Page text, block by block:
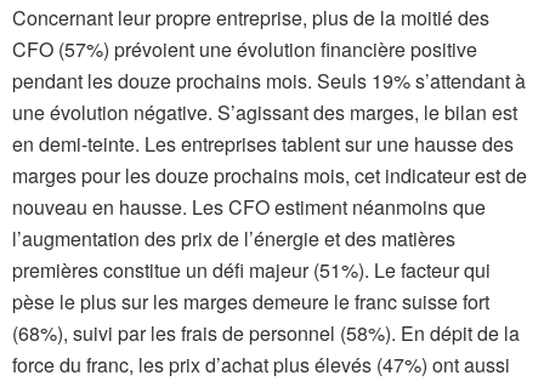
Concernant leur propre entreprise, plus de la moitié des
CFO (57%) prévoient une évolution financière positive
pendant les douze prochains mois. Seuls 19% s’attendant à
une évolution négative. S’agissant des marges, le bilan est
en demi-teinte. Les entreprises tablent sur une hausse des
marges pour les douze prochains mois, cet indicateur est de
nouveau en hausse. Les CFO estiment néanmoins que
l’augmentation des prix de l’énergie et des matières
premières constitue un défi majeur (51%). Le facteur qui
pèse le plus sur les marges demeure le franc suisse fort
(68%), suivi par les frais de personnel (58%). En dépit de la
force du franc, les prix d’achat plus élevés (47%) ont aussi